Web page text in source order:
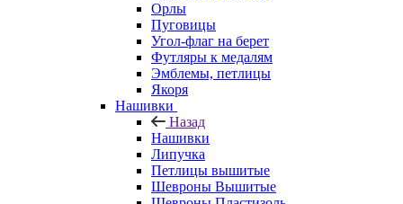
Орлы
Пуговицы
Угол-флаг на берет
Футляры к медалям
Эмблемы, петлицы
Якоря
Нашивки
Назад
Нашивки
Липучка
Петлицы вышитые
Шевроны Вышитые